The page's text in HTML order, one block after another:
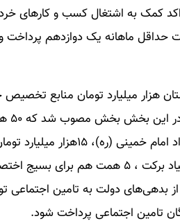
کمک به اشتغال کسب و کارهای
به صورت حداقل ماهانه یک دوازدهم
۵ همت صندوق نوآوری و شکوفایی ، ۵ همت بنیاد
کمیسیون مصوب که از ۱۷۰ همت از بدهی‌های دولت
تامین اجتماعی پرداخت شود.